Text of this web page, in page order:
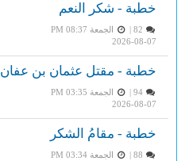
خطبة - شكر النعم
الجمعة PM 08:37
2026-08-07
خطبة - مقتل عثمان بن عفان
94 |
الجمعة PM 03:35
2026-08-07
خطبة - مقامُ الشكر
الجمعة PM 03:34